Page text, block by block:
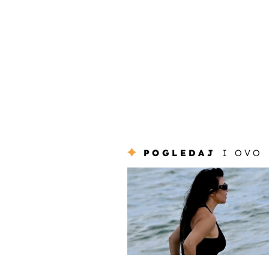
POGLEDAJ I OVO